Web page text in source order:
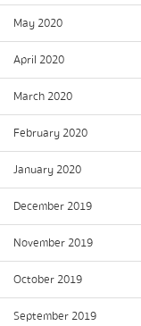
May 2020
April 2020
March 2020
February 2020
January 2020
December 2019
November 2019
October 2019
September 2019